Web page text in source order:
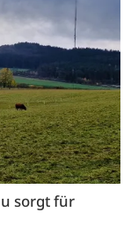
sorgt für